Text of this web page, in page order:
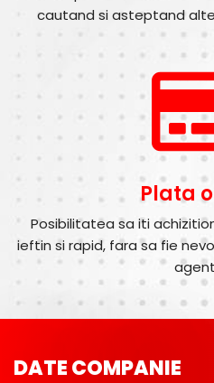
cautand si asteptand
Plata
Posibilitatea sa iti
ieftin si rapid, fara sa fie
DATE COMPANIE